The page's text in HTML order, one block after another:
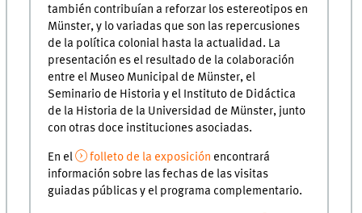
también contribuían a reforzar los estereotipos en
Münster, y lo variadas que son las repercusiones
de la política colonial hasta la actualidad. La
presentación es el resultado de la colaboración
entre el Museo Municipal de Münster, el
Seminario de Historia y el Instituto de Didáctica
de la Historia de la Universidad de Münster, junto
con otras doce instituciones asociadas.
En el folleto de la exposición encontrará
información sobre las fechas de las visitas
guiadas públicas y el programa complementario.